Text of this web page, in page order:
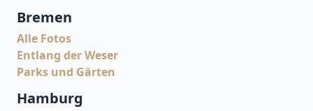
Bremen
Alle Fotos
Entlang der Weser
Parks und Gärten
Hamburg